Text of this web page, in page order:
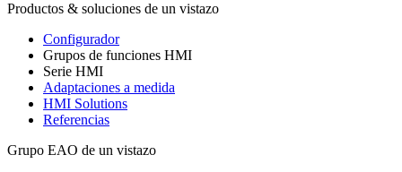
Productos & soluciones de un vistazo
Configurador
Grupos de funciones HMI
Serie HMI
Adaptaciones a medida
HMI Solutions
Referencias
Grupo EAO de un vistazo